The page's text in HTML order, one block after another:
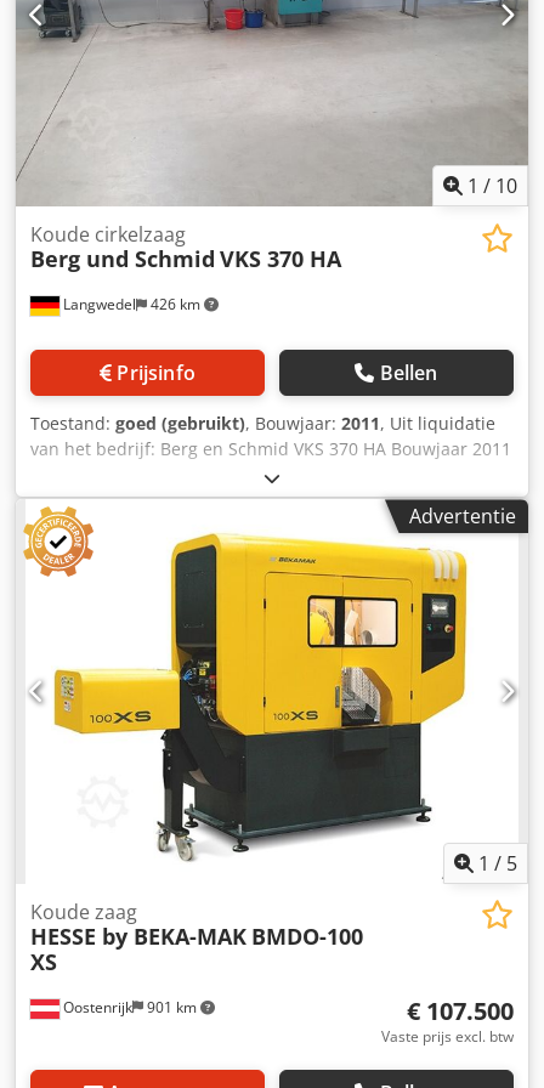
mm - Gewicht ca. 1250 kg
1 / 10
Langwedel 426 km
Koude cirkelzaag
Berg und Schmid VKS 370 HA
Prijsinfo Bellen
Toestand: goed (gebruikt), Bouwjaar: 2011, Uit liquidatie
van het bedrijf: Berg en Schmid VKS 370 HA Bouwjaar 2011
Halfautomatisch Csdpjwa Ecqsfx Ablerf 4 meter rollenbaan
links + rechts Linkeraanslag met digitaal
lengtemeetsysteem, verstelbaar met handwiel
Zaagprestaties met 370mm zaagblad: Rond 120mm--
Vierkant 100mm--Rechthoek 180x100mm bij 90° bij 60°:
Rond 110mm--Vierkant 90mm--Rechthoek 90x100mm
Verstekzagen links tot 60°--rechts tot 45° Zaagbladhouder
40mm Zaagbladsnelheid 15-70 tpm 380 volt
koelvloeistofpomp Semi-automatische functie: 1. Klem het
materiaal vast 2. Zaag start 3. In ijlgang naar het begin van
het materiaal laten zakken of bij serieel snijden direct
doorsnijden 4. Zaagband gemaakt van 5. Til het frame op
totdat het net boven het materiaal zit 6. Open de
Advertentie
1 / 5
Oostenrijk 901 km
Koude zaag
HESSE by BEKA-MAK BMDO-100
XS
€ 107.500
Vaste prijs excl. btw